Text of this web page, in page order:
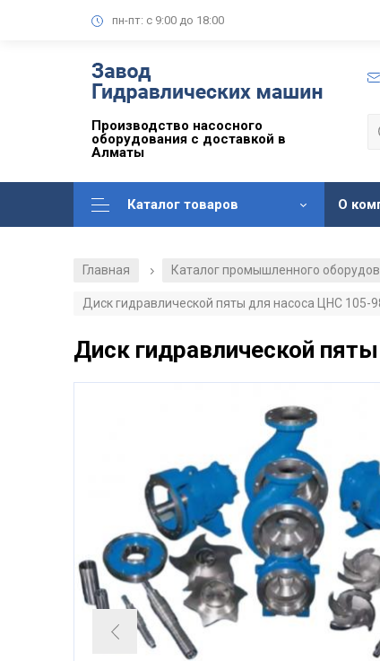
пн-пт: с 9:00 до 18:00
Производство насосного
оборудования с доставкой в
Алматы
Каталог товаров О
Главная / Каталог промышленного
Диск гидравлической пяты для насоса ЦНС 105-
Диск гидравлической